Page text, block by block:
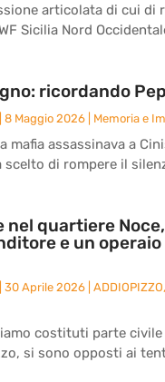
articolata di cui
Sicilia Nord
ricordando
8 Maggio 2026 Memoria e
mafia assassinava a
scelto di rompere il
nel quartiere
e un
30 Aprile 2026 ADDIOPIZZO,
costituti parte
si sono opposti ai